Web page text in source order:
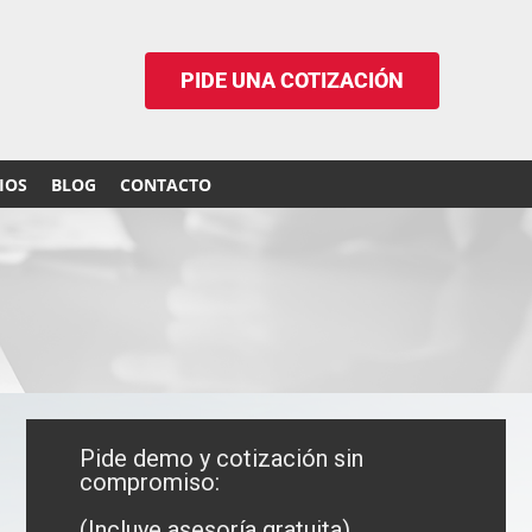
PIDE UNA COTIZACIÓN
BLOG CONTACTO
Pide demo y cotización sin
compromiso: